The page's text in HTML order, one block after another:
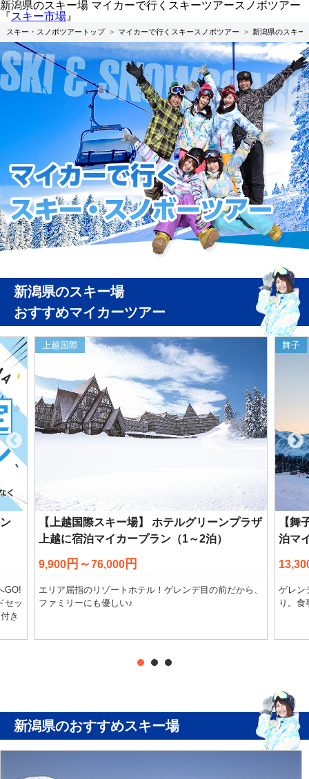
新潟県のスキー場 マイカーで行くスキーツアースノボツアー
『スキー市場 』
スキー・スノボツアートップ マイカーで行くスキースノボツアー 新潟県のスキー
新潟県のスキー場
おすすめマイカーツアー
GO!
セッ
き
上越国際
【上越国際スキー場】 ホテルグリーンプラザ
上越に宿泊マイカープラン（1～2泊）
9,900 円～76,000 円
エリア屈指のリゾートホテル！ゲレンデ目の前だから、
ファミリーにも優しい♪
舞子
【舞
泊マ
ゲレン
り。食
新潟県のおすすめスキー場